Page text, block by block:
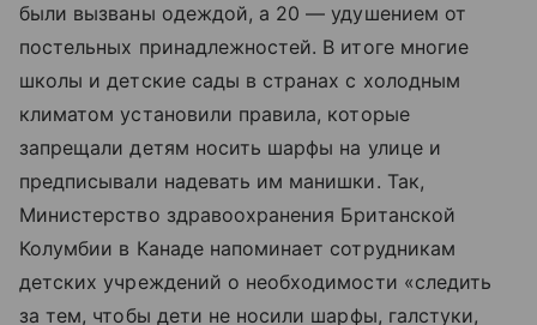
были вызваны одеждой, а 20 — удушением от
постельных принадлежностей. В итоге многие
школы и детские сады в странах с холодным
климатом установили правила, которые
запрещали детям носить шарфы на улице и
предписывали надевать им манишки. Так,
Министерство здравоохранения Британской
Колумбии в Канаде напоминает сотрудникам
детских учреждений о необходимости «следить
за тем, чтобы дети не носили шарфы, галстуки,